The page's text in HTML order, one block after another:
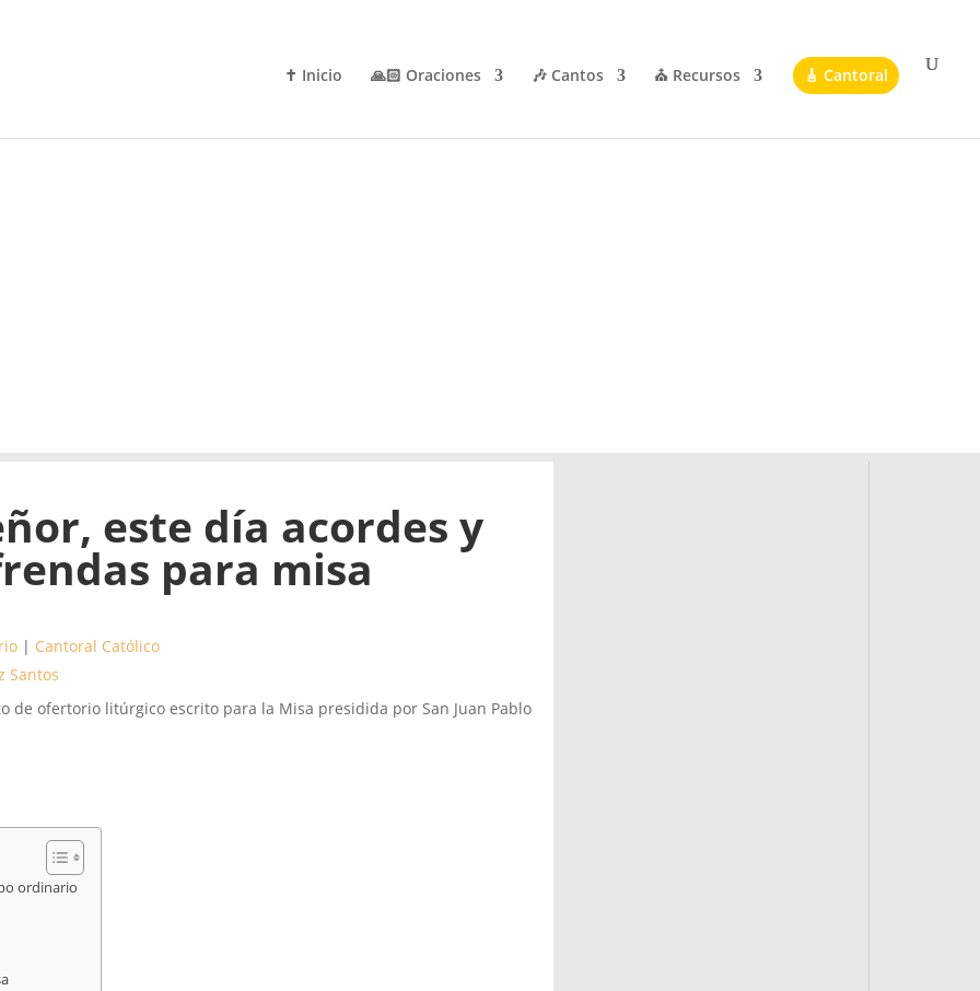
✝️ Inicio 🙏🏻 Oraciones 🎶 Cantos ⛪ Recursos 🎸 Cantoral
este día acordes y
para misa
| Cantoral Católico
Santos
de ofertorio litúrgico escrito para la Misa presidida por San Juan Pablo
ordinario